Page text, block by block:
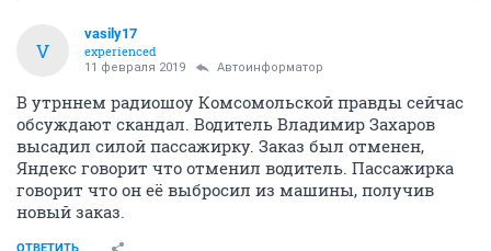
V
vasily17
experienced
11 февраля 2019 Автоинформатор
В утрннем радиошоу Комсомольской правды сейчас
обсуждают скандал. Водитель Владимир Захаров
высадил силой пассажирку. Заказ был отменен,
Яндекс говорит что отменил водитель. Пассажирка
говорит что он её выбросил из машины, получив
новый заказ.